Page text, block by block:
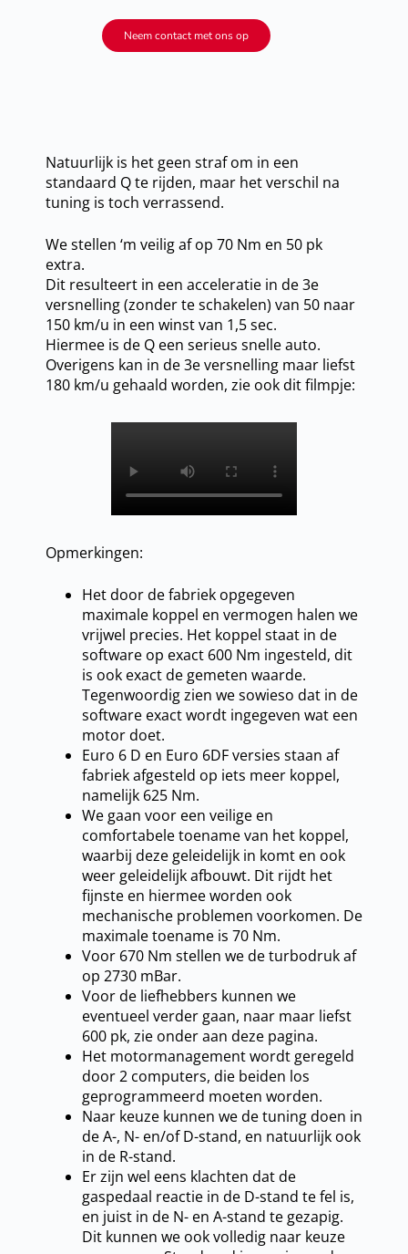
Neem contact met ons op
Natuurlijk is het geen straf om in een
standaard Q te rijden, maar het verschil na
tuning is toch verrassend.
We stellen ‘m veilig af op 70 Nm en 50 pk
extra.
Dit resulteert in een acceleratie in de 3e
versnelling (zonder te schakelen) van 50 naar
150 km/u in een winst van 1,5 sec.
Hiermee is de Q een serieus snelle auto.
Overigens kan in de 3e versnelling maar liefst
180 km/u gehaald worden, zie ook dit filmpje:
Opmerkingen:
Het door de fabriek opgegeven
maximale koppel en vermogen halen we
vrijwel precies. Het koppel staat in de
software op exact 600 Nm ingesteld, dit
is ook exact de gemeten waarde.
Tegenwoordig zien we sowieso dat in de
software exact wordt ingegeven wat een
motor doet.
Euro 6 D en Euro 6DF versies staan af
fabriek afgesteld op iets meer koppel,
namelijk 625 Nm.
We gaan voor een veilige en
comfortabele toename van het koppel,
waarbij deze geleidelijk in komt en ook
weer geleidelijk afbouwt. Dit rijdt het
fijnste en hiermee worden ook
mechanische problemen voorkomen. De
maximale toename is 70 Nm.
Voor 670 Nm stellen we de turbodruk af
op 2730 mBar.
Voor de liefhebbers kunnen we
eventueel verder gaan, naar maar liefst
600 pk, zie onder aan deze pagina.
Het motormanagement wordt geregeld
door 2 computers, die beiden los
geprogrammeerd moeten worden.
Naar keuze kunnen we de tuning doen in
de A-, N- en/of D-stand, en natuurlijk ook
in de R-stand.
Er zijn wel eens klachten dat de
gaspedaal reactie in de D-stand te fel is,
en juist in de N- en A-stand te gezapig.
Dit kunnen we ook volledig naar keuze